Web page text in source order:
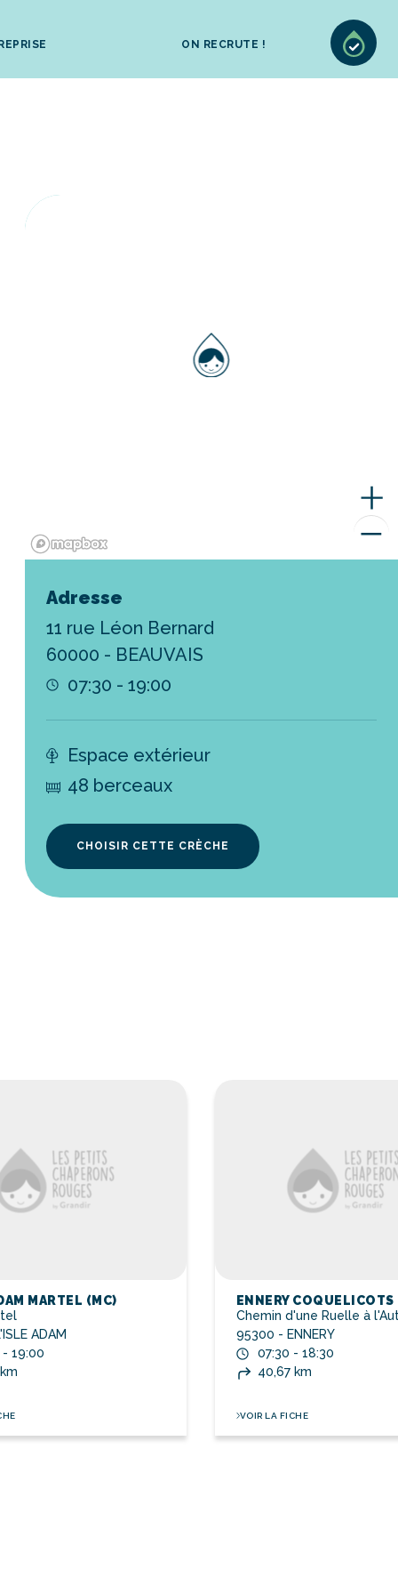
ON RECRUTE !
Adresse
11 rue Léon Bernard
60000 - BEAUVAIS
07:30 - 19:00
Espace extérieur
48 berceaux
CHOISIR CETTE CRÈCHE
MARTEL (MC)
ADAM
19:00
ENNERY COQUELICOTS
Chemin d'une Ruelle à
95300 - ENNERY
07:30 - 18:30
40,67 km
VOIR LA FICHE